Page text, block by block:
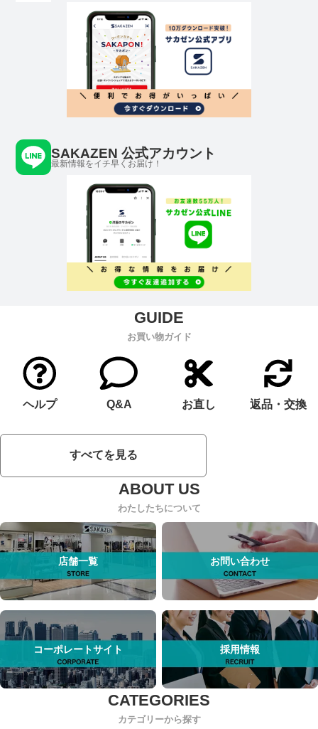
SAKAZEN 公式アカウント
最新情報をイチ早くお届け！
お買い物ガイド
ヘルプ Q&A お直し 返品・交換
すべてを見る
わたしたちについて
店舗一覧 お問い合わせ
コーポレートサイト 採用情報
カテゴリーから探す